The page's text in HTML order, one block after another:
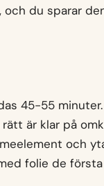
du sparar
45-55
är klar på
och
folie de